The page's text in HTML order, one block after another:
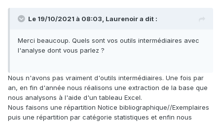
Le 19/10/2021 à 08:03, Laurenoir a dit :
Merci beaucoup. Quels sont vos outils intermédiaires avec
l'analyse dont vous parlez ?
Nous n'avons pas vraiment d'outils intermédiaires. Une fois par
an, en fin d'année nous réalisons une extraction de la base que
nous analysons à l'aide d'un tableau Excel.
Nous faisons une répartition Notice bibliographique//Exemplaires
puis une répartition par catégorie statistiques et enfin nous